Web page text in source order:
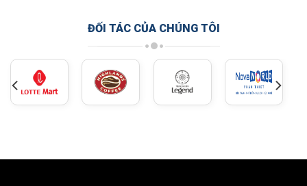
ĐỐI TÁC CỦA CHÚNG TÔI